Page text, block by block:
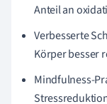
Anteil an
Verbesserte
Körper besser
Mindfulness-